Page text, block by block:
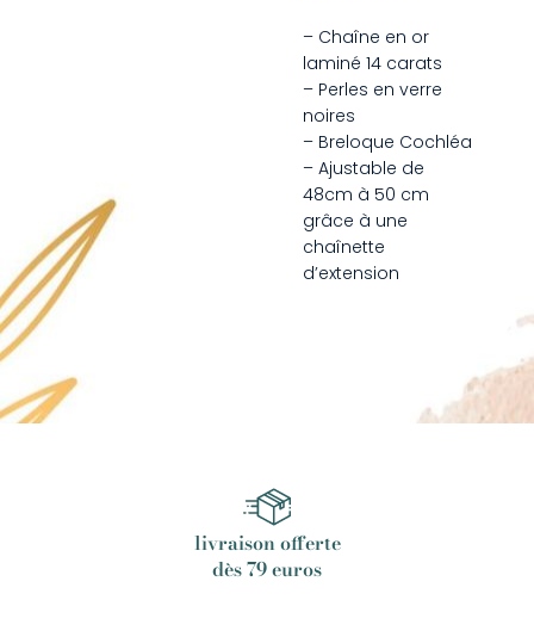
– Chaîne en or
laminé 14 carats
– Perles en verre
noires
– Breloque Cochléa
– Ajustable de
48cm à 50 cm
grâce à une
chaînette
d’extension
livraison offerte
dès 79 euros